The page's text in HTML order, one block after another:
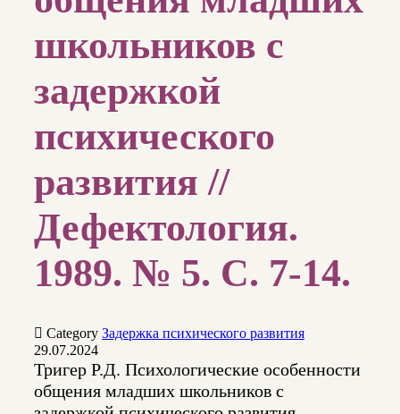
школьников с
задержкой
психического
развития //
Дефектология.
1989. № 5. С. 7-14.
 Category Задержка психического развития
29.07.2024
Тригер Р.Д. Психологические особенности
общения младших школьников с